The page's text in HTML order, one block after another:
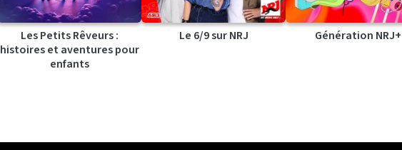
Les Petits Rêveurs :
histoires et aventures pour
enfants
Le 6/9 sur NRJ Génération NRJ+